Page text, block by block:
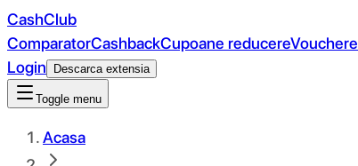
CashClub
ComparatorCashbackCupoane reducereVouchere
Login
Descarca extensia
Toggle menu
Acasa